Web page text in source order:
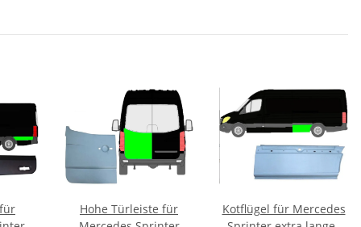
Hohe Türleiste für
Kotflügel für Mercedes